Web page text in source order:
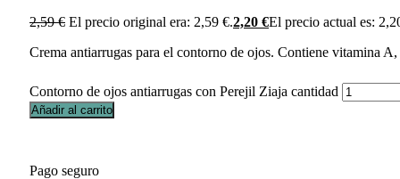
2,59€ El precio original era: 2,59 €.2,20 €El precio actual es:
Crema antiarrugas para el contorno de ojos. Contiene vitamina
Contorno de ojos antiarrugas con Perejil Ziaja cantidad
Añadir al carrito
Pago seguro